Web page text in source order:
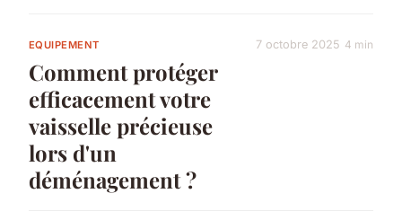
EQUIPEMENT
Comment protéger
efficacement votre
vaisselle précieuse
lors d'un
déménagement ?
7 octobre 2025 4 min